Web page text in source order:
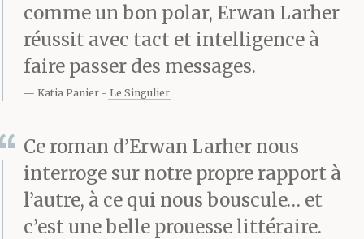
miroir piqué sur le mur
d’en face. Sam
frissonne.
— Si vous voulez bien
m’attendre une minute,
je vais ouvrir les volets.
comme un bon polar, Erwan Larher
réussit avec tact et intelligence à
faire passer des messages.
Katia Panier Le Singulier
Ce roman d’Erwan Larher nous
interroge sur notre propre rapport à
l’autre, à ce qui nous bouscule… et
c’est une belle prouesse littéraire.